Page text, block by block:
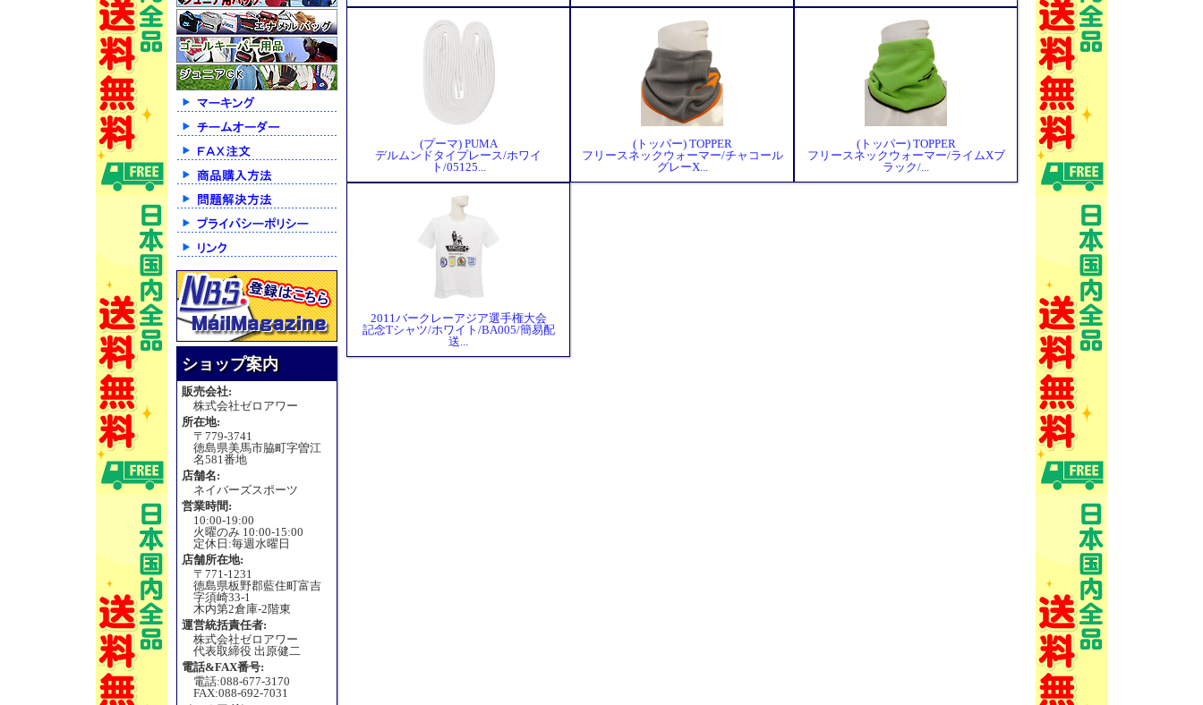
ショップ案内
販売会社:
株式会社ゼロアワー
所在地:
〒779-3741
徳島県美馬市脇町字曽江
名581番地
店舗名:
ネイバーズスポーツ
営業時間:
10:00-19:00
火曜のみ 10:00-15:00
定休日:毎週水曜日
店舗所在地:
〒771-1231
徳島県板野郡藍住町富吉
字須崎33-1
木内第2倉庫-2階東
運営統括責任者:
株式会社ゼロアワー
代表取締役 出原健二
電話&FAX番号:
電話:088-677-3170
FAX:088-692-7031
(プーマ) PUMA
デルムンドタイプレース/ホワイ
ト/05125...
(トッパー) TOPPER
フリースネックウォーマー/チャコール
グレーX...
(トッパー) TOPPER
フリースネックウォーマー/ライムXブ
ラック/...
2011バークレーアジア選手権大会
記念Tシャツ/ホワイト/BA005/簡易配
送...